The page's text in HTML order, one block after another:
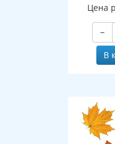
Цена
−
В